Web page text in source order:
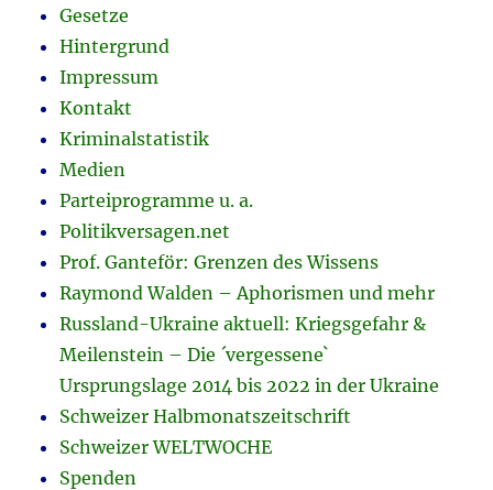
Gesetze
Hintergrund
Impressum
Kontakt
Kriminalstatistik
Medien
Parteiprogramme u. a.
Politikversagen.net
Prof. Ganteför: Grenzen des Wissens
Raymond Walden – Aphorismen und mehr
Russland-Ukraine aktuell: Kriegsgefahr &
Meilenstein – Die ´vergessene`
Ursprungslage 2014 bis 2022 in der Ukraine
Schweizer Halbmonatszeitschrift
Schweizer WELTWOCHE
Spenden